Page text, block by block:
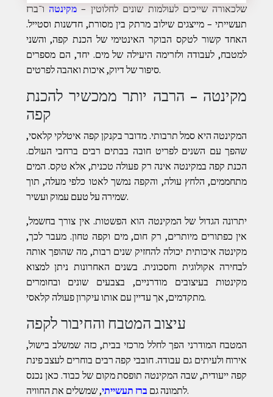
CONTACT
US
שלכאורה שייכים לעולמות שונים לחלוטין –מקינטה ו־ברז
תעשייתי – מייצגים שילוב מרתק בין מסורת, חדשנות וסטייל.
האחד קשור לטקס הבוקר האינטימי של הכנת קפה, והשני
למטבח, לעבודה ולזרימה היעילה של מים. יחד, הם מספרים
סיפור של דיוק, איכות ואהבה לפרטים.
מקינטה – הרבה יותר ממכשיר להכנת
קפה
המקינטה היא סמל תרבותי. מדובר בקנקן קפה איטלקי קלאסי,
שהפך עם השנים לפריט חובה בבתים רבים ברחבי העולם.
הכנת קפה במקינטה אינה רק פעולה טכנית, אלא טקס. המים
מתחממים, הלחץ עולה, והקפה נמשך לאטו כלפי מעלה, תוך
שמירה על טעם עמוק ועשיר.
יתרונה הגדול של המקינטה הוא הפשטות. אין צורך בחשמל,
אין כפתורים מיותרים, רק חום, מים וקפה טחון. מעבר לכך,
מקינטה איכותית יכולה להחזיק שנים רבות, מה שהופך אותה
לבחירה אקולוגית וחסכונית. בשנים האחרונות ניתן למצוא
מקינטות בעיצובים מודרניים, בצבעים שונים ובחומרים
מתקדמים, אך עדיין עם אותו עיקרון פעולה קלאסי.
עיצוב המטבח והחיבור לקפה
המטבח המודרני הפך לחלל מרכזי בבית, כזה שמשלב בישול,
אירוח ולעיתים גם עבודה. חובבי קפה רבים בוחרים לעצב פינת
קפה ייעודית, שבה המקינטה תופסת מקום של כבוד. כאן נכנס
לתמונה גם ברז תעשייתי , שמשלים את החוויה.